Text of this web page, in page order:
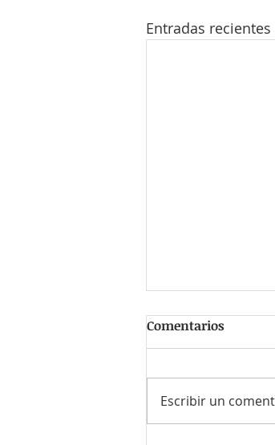
Entradas recientes
Comentarios
Escribir un